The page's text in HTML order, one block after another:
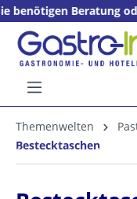
springen
Beratung oder
für neue Kunden
Themenwelten
Bestecktaschen